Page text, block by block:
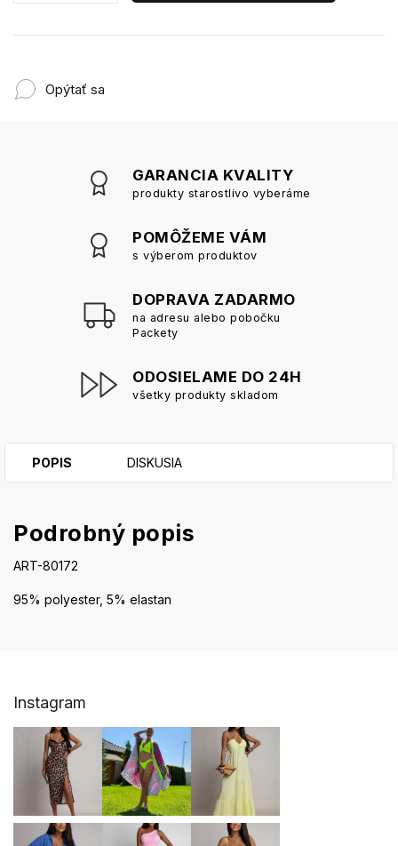
Opýtať sa
GARANCIA KVALITY
produkty starostlivo vyberáme
POMÔŽEME VÁM
s výberom produktov
DOPRAVA ZADARMO
na adresu alebo pobočku
Packety
ODOSIELAME DO 24H
všetky produkty skladom
POPIS DISKUSIA
Podrobný popis
ART-80172
95% polyester, 5% elastan
Instagram